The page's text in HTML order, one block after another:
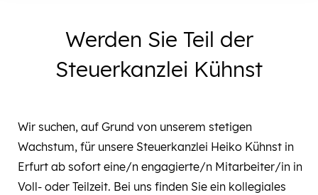
Werden Sie Teil der
Steuerkanzlei Kühnst
Wir suchen, auf Grund von unserem stetigen
Wachstum, für unsere Steuerkanzlei Heiko Kühnst in
Erfurt ab sofort eine/n engagierte/n Mitarbeiter/in in
Voll- oder Teilzeit. Bei uns finden Sie ein kollegiales